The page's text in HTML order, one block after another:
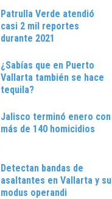
Patrulla Verde atendió
casi 2 mil reportes
durante 2021
¿Sabías que en Puerto
Vallarta también se hace
tequila?
Jalisco terminó enero con
más de 140 homicidios
Detectan bandas de
asaltantes en Vallarta y su
modus operandi